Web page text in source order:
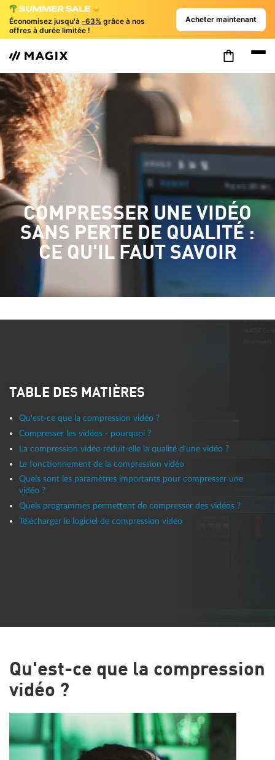
Économisez jusqu'à -63% grâce à nos
offres à durée limitée !
Acheter maintenant
COMPRESSER UNE VIDÉO
SANS PERTE DE QUALITÉ :
CE QU'IL FAUT SAVOIR
TABLE DES MATIÈRES
Qu'est-ce que la compression vidéo ?
Compresser les vidéos - pourquoi ?
La compression vidéo réduit-elle la qualité d'une vidéo ?
Le fonctionnement de la compression vidéo
Quels sont les paramètres importants pour compresser une
vidéo ?
Quels programmes permettent de compresser des vidéos ?
Télécharger le logiciel de compression vidéo
Qu'est-ce que la compression
vidéo ?